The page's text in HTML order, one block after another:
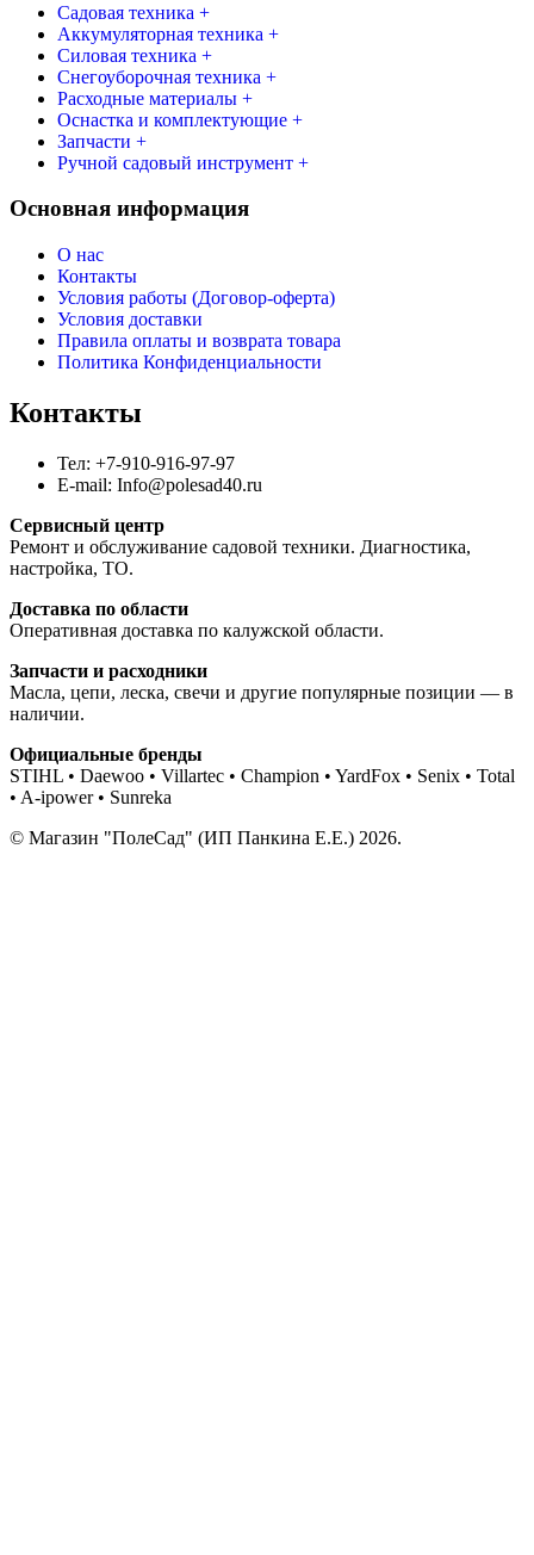
Садовая техника +
Аккумуляторная техника +
Силовая техника +
Снегоуборочная техника +
Расходные материалы +
Оснастка и комплектующие +
Запчасти +
Ручной садовый инструмент +
Основная информация
О нас
Контакты
Условия работы (Договор-оферта)
Условия доставки
Правила оплаты и возврата товара
Политика Конфиденциальности
Контакты
Тел: +7-910-916-97-97
E-mail: Info@polesad40.ru
Сервисный центр
Ремонт и обслуживание садовой техники. Диагностика,
настройка, ТО.
Доставка по области
Оперативная доставка по калужской области.
Запчасти и расходники
Масла, цепи, леска, свечи и другие популярные позиции — в
наличии.
Официальные бренды
STIHL • Daewoo • Villartec • Champion • YardFox • Senix • Total
• A-ipower • Sunreka
© Магазин "ПолеСад" (ИП Панкина Е.Е.) 2026.